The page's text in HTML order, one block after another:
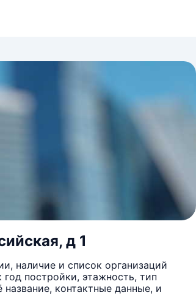
д 1
наличие и список организаций
постройки, этажность, тип
контактные данные, и